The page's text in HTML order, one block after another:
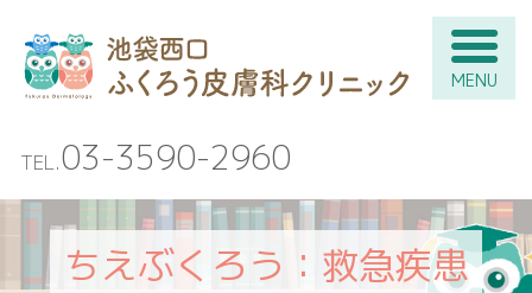
03-3590-2960
ちえぶくろう：救急疾患